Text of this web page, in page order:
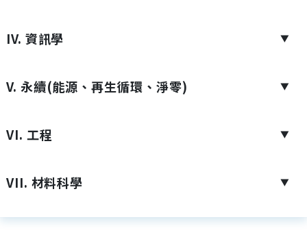
IV. 資訊學 ▼
V. 永續(能源、再生循環、淨零) ▼
VI. 工程 ▼
VII. 材料科學 ▼